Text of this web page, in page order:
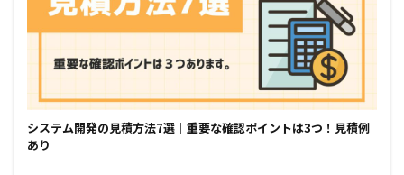
システム開発の見積方法7選｜重要な確認ポイントは3つ！見積例
あり